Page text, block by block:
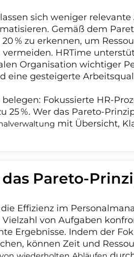
lassen sich weniger
Gemäß dem
% zu erkennen, um
HRTime
Organisation wichtiger
eine gesteigerte
Fokussierte HR-
25 %. Wer das Pareto-
mit Übersicht,
Pareto-
Effizienz im
von Aufgaben
Ergebnisse. Indem der
können Zeit und